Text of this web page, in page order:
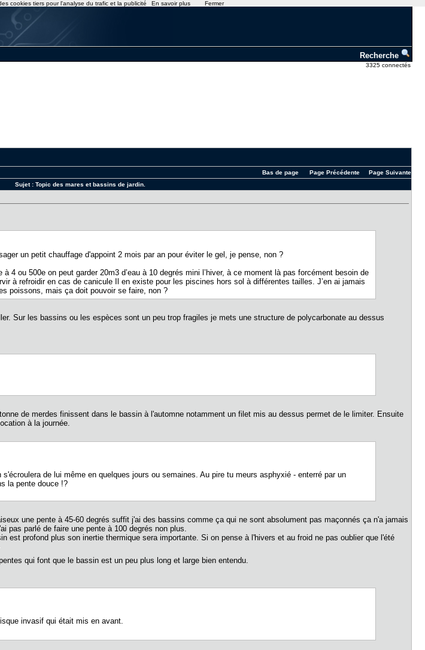
Recherche
3325 connectés
Page Suivante
Page Précédente
Bas de page
Sujet : Topic des mares et bassins de jardin.
un petit chauffage d'appoint 2 mois par an pour éviter le gel, je pense, non ?
4 ou 500e on peut garder 20m3 d’eau à 10 degrés mini l’hiver, à ce moment là pas forcément besoin de
à refroidir en cas de canicule Il en existe pour les piscines hors sol à différentes tailles. J’en ai jamais
poissons, mais ça doit pouvoir se faire, non ?
Sur les bassins ou les espèces sont un peu trop fragiles je mets une structure de polycarbonate au dessus
de merdes finissent dans le bassin à l'automne notamment un filet mis au dessus permet de le limiter. Ensuite
à la journée.
de lui même en quelques jours ou semaines. Au pire tu meurs asphyxié - enterré par un
la pente douce !?
une pente à 45-60 degrés suffit j'ai des bassins comme ça qui ne sont absolument pas maçonnés ça n'a jamais
pas parlé de faire une pente à 100 degrés non plus.
est profond plus son inertie thermique sera importante. Si on pense à l'hivers et au froid ne pas oublier que l'été
qui font que le bassin est un peu plus long et large bien entendu.
invasif qui était mis en avant.
cookies tiers pour l'analyse du trafic et la publicité En savoir plus Fermer